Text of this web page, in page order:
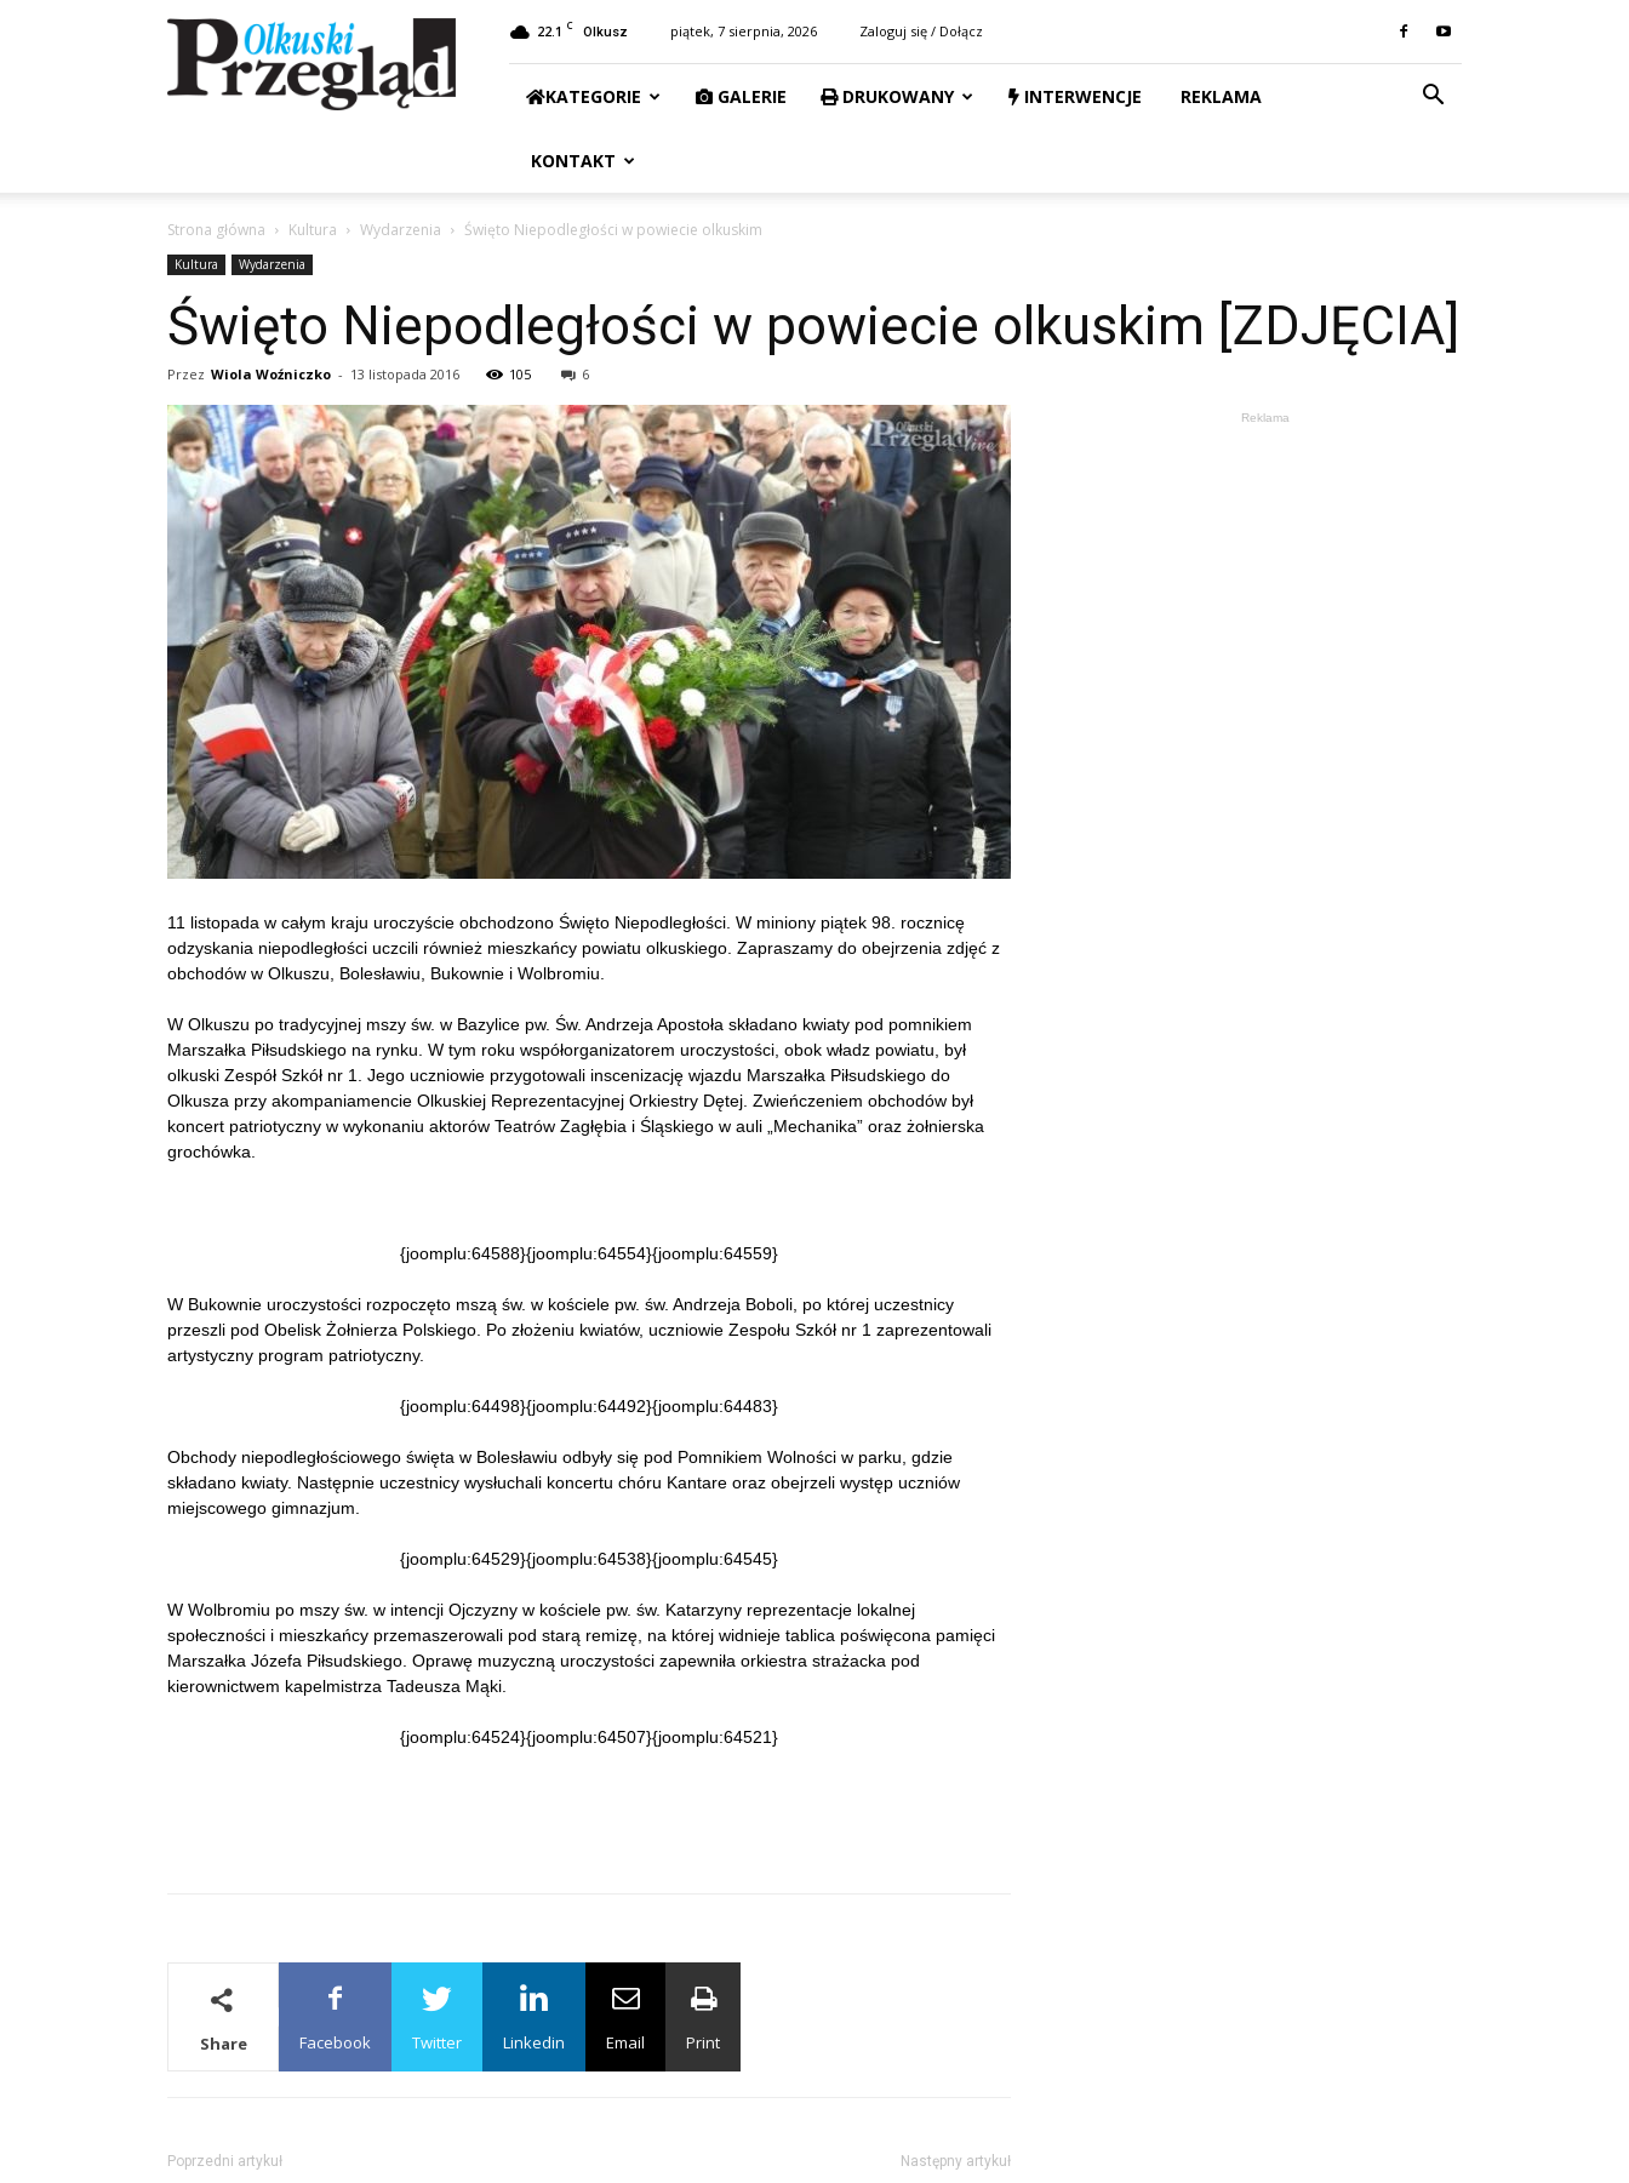
Przegląd
Olkuski
22.1 C Olkusz piątek, 7 sierpnia, 2026 Zaloguj się / Dołącz
KATEGORIE GALERIE DRUKOWANY INTERWENCJE REKLAMA
KONTAKT
Strona główna Kultura Wydarzenia Święto Niepodległości w powiecie olkuskim
Kultura Wydarzenia
Święto Niepodległości w powiecie olkuskim [ZDJĘCIA]
Przez Wiola Woźniczko - 13 listopada 2016 105 6
11 listopada w całym kraju uroczyście obchodzono Święto Niepodległości. W miniony piątek 98. rocznicę
odzyskania niepodległości uczcili również mieszkańcy powiatu olkuskiego. Zapraszamy do obejrzenia zdjęć z
obchodów w Olkuszu, Bolesławiu, Bukownie i Wolbromiu.
W Olkuszu po tradycyjnej mszy św. w Bazylice pw. Św. Andrzeja Apostoła składano kwiaty pod pomnikiem
Marszałka Piłsudskiego na rynku. W tym roku współorganizatorem uroczystości, obok władz powiatu, był
olkuski Zespół Szkół nr 1. Jego uczniowie przygotowali inscenizację wjazdu Marszałka Piłsudskiego do
Olkusza przy akompaniamencie Olkuskiej Reprezentacyjnej Orkiestry Dętej. Zwieńczeniem obchodów był
koncert patriotyczny w wykonaniu aktorów Teatrów Zagłębia i Śląskiego w auli „Mechanika” oraz żołnierska
grochówka.
{joomplu:64588}{joomplu:64554}{joomplu:64559}
W Bukownie uroczystości rozpoczęto mszą św. w kościele pw. św. Andrzeja Boboli, po której uczestnicy
przeszli pod Obelisk Żołnierza Polskiego. Po złożeniu kwiatów, uczniowie Zespołu Szkół nr 1 zaprezentowali
artystyczny program patriotyczny.
{joomplu:64498}{joomplu:64492}{joomplu:64483}
Obchody niepodległościowego święta w Bolesławiu odbyły się pod Pomnikiem Wolności w parku, gdzie
składano kwiaty. Następnie uczestnicy wysłuchali koncertu chóru Kantare oraz obejrzeli występ uczniów
miejscowego gimnazjum.
{joomplu:64529}{joomplu:64538}{joomplu:64545}
W Wolbromiu po mszy św. w intencji Ojczyzny w kościele pw. św. Katarzyny reprezentacje lokalnej
społeczności i mieszkańcy przemaszerowali pod starą remizę, na której widnieje tablica poświęcona pamięci
Marszałka Józefa Piłsudskiego. Oprawę muzyczną uroczystości zapewniła orkiestra strażacka pod
kierownictwem kapelmistrza Tadeusza Mąki.
{joomplu:64524}{joomplu:64507}{joomplu:64521}
Share Facebook Twitter Linkedin Email Print
Poprzedni artykuł Następny artykuł
Reklama